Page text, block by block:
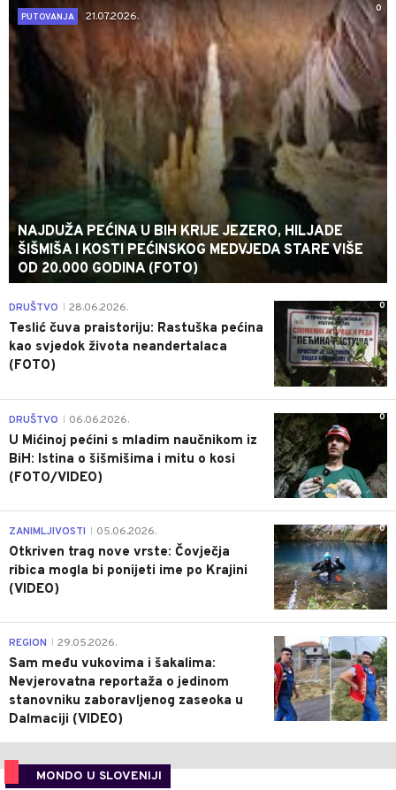
0
PUTOVANJA
21.07.2026.
NAJDUŽA PEĆINA U BIH KRIJE JEZERO, HILJADE
ŠIŠMIŠA I KOSTI PEĆINSKOG MEDVJEDA STARE VIŠE
OD 20.000 GODINA (FOTO)
0
DRUŠTVO 28.06.2026.
Teslić čuva praistoriju: Rastuška pećina
kao svjedok života neandertalaca
(FOTO)
0
DRUŠTVO 06.06.2026.
U Mićinoj pećini s mladim naučnikom iz
BiH: Istina o šišmišima i mitu o kosi
(FOTO/VIDEO)
0
ZANIMLJIVOSTI 05.06.2026.
Otkriven trag nove vrste: Čovječja
ribica mogla bi ponijeti ime po Krajini
(VIDEO)
0
REGION 29.05.2026.
Sam među vukovima i šakalima:
Nevjerovatna reportaža o jedinom
stanovniku zaboravljenog zaseoka u
Dalmaciji (VIDEO)
MONDO U SLOVENIJI